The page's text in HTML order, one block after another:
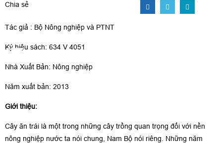
Chia sẻ
Tác giả : Bộ Nông nghiệp và PTNT
Ký hiệu sách: 634 V 4051
Nhà Xuất Bản: Nông nghiệp
Năm xuất bản: 2013
Giới thiệu:
Cây ăn trái là một trong những cây trồng quan trọng đối với nền
nông nghiệp nước ta nói chung, Nam Bộ nói riêng. Những năm